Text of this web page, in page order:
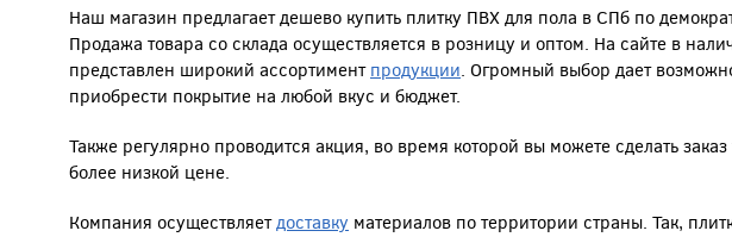
Наш магазин предлагает дешево купить плитку ПВХ для пола в СПб по
Продажа товара со склада осуществляется в розницу и оптом. На сайте в
представлен широкий ассортимент продукции. Огромный выбор дает
приобрести покрытие на любой вкус и бюджет.
Также регулярно проводится акция, во время которой вы можете сделать
более низкой цене.
Компания осуществляетдоставку материалов по территории страны. Так,